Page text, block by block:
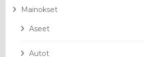
Mainokset
Aseet
Autot